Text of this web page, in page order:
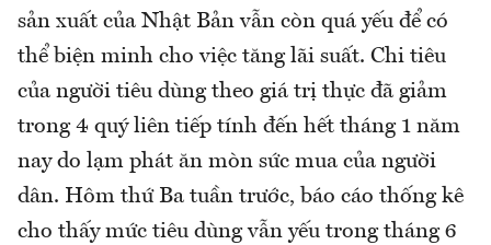
sản xuất của Nhật Bản vẫn còn quá yếu để có
thể biện minh cho việc tăng lãi suất. Chi tiêu
của người tiêu dùng theo giá trị thực đã giảm
trong 4 quý liên tiếp tính đến hết tháng 1 năm
nay do lạm phát ăn mòn sức mua của người
dân. Hôm thứ Ba tuần trước, báo cáo thống kê
cho thấy mức tiêu dùng vẫn yếu trong tháng 6